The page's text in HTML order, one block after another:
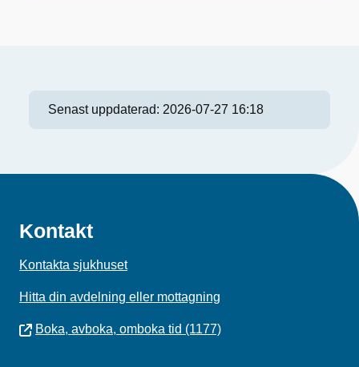
Senast uppdaterad: 2026-07-27 16:18
Kontakt
Kontakta sjukhuset
Hitta din avdelning eller mottagning
Boka, avboka, omboka tid (1177)